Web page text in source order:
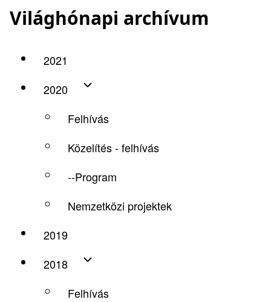
Világhónapi archívum
2021
2020
Felhívás
Közelítés - felhívás
--Program
Nemzetközi projektek
2019
2018
Felhívás